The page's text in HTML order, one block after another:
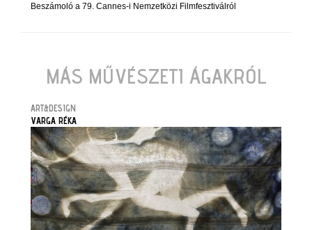
Beszámoló a 79. Cannes-i Nemzetközi Filmfesztiválról
MÁS MŰVÉSZETI ÁGAKRÓL
ART&DESIGN
VARGA RÉKA